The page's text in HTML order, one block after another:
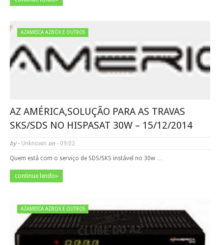
AZAMEICA AZBOX E OUTROS
AZ AMÉRICA,SOLUÇÃO PARA AS TRAVAS
SKS/SDS NO HISPASAT 30W – 15/12/2014
by - Unknown on - 09:02
Quem está com o serviço de SDS/SKS instável no 30w …
continue lendo»
AZAMEICA AZBOX E OUTROS